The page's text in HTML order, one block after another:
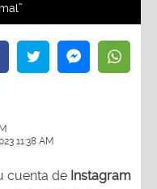
11:38 AM
cuenta de Instagram